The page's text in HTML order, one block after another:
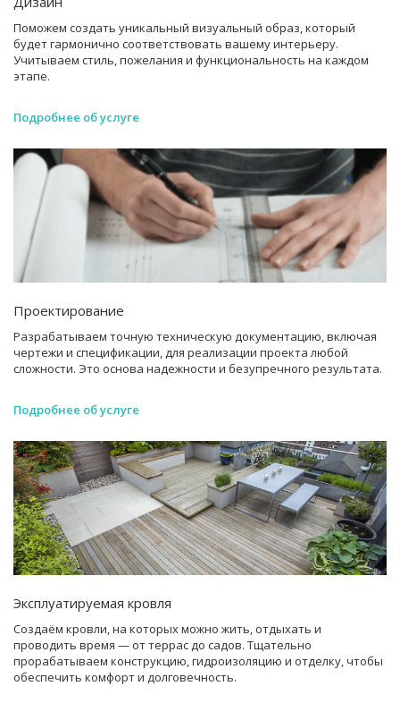
Поможем создать уникальный визуальный образ, который
будет гармонично соответствовать вашему интерьеру.
Учитываем стиль, пожелания и функциональность на каждом
этапе.
Подробнее об услуге
Проектирование
Разрабатываем точную техническую документацию, включая
чертежи и спецификации, для реализации проекта любой
сложности. Это основа надежности и безупречного результата.
Подробнее об услуге
Эксплуатируемая кровля
Создаём кровли, на которых можно жить, отдыхать и
проводить время — от террас до садов. Тщательно
прорабатываем конструкцию, гидроизоляцию и отделку, чтобы
обеспечить комфорт и долговечность.